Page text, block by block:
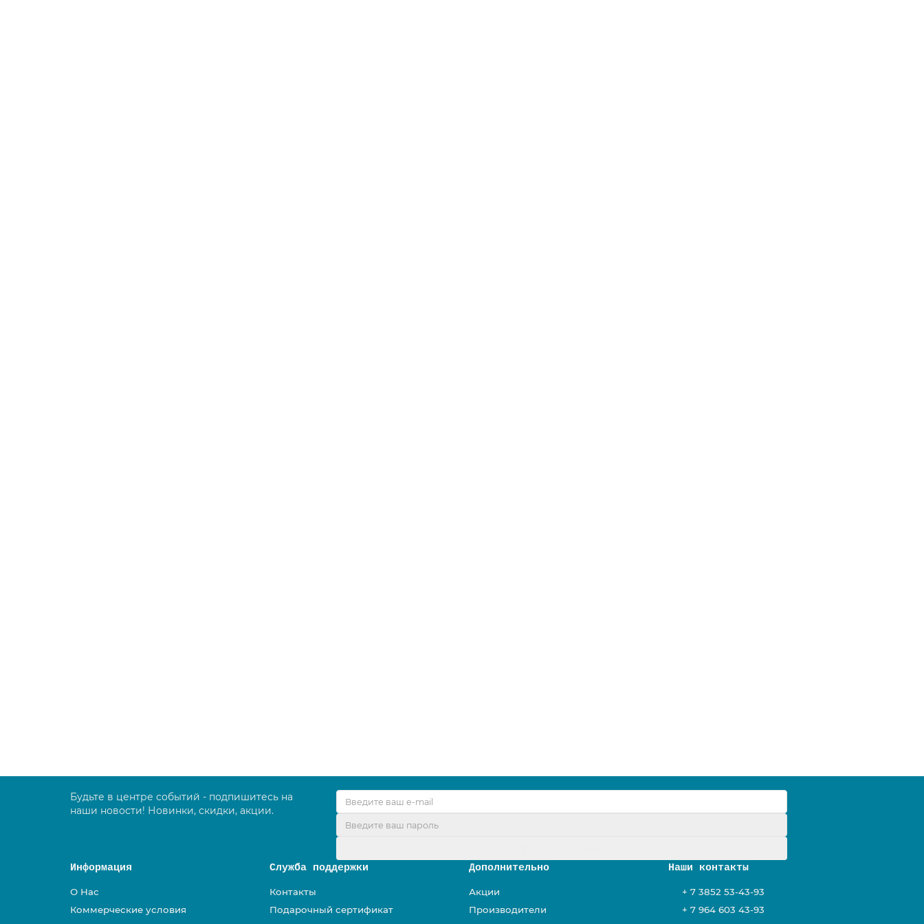
Будьте в центре событий - подпишитесь на
наши новости! Новинки, скидки, акции.
Информация
О Нас
Коммерческие условия
Служба поддержки
Контакты
Подарочный сертификат
Дополнительно
Акции
Производители
Наши контакты
+ 7 3852 53-43-93
+ 7 964 603 43-93